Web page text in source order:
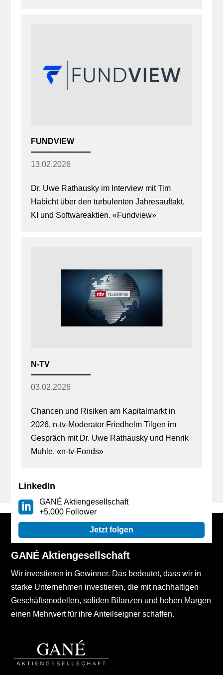
FUNDVIEW
13.02.2026
Dr. Uwe Rathausky im Interview mit Tim
Habicht über den turbulenten Jahresauftakt,
KI und Softwareaktien. «Fundview»
N-TV
03.02.2026
Chancen und Risiken am Kapitalmarkt in
2026. n-tv-Moderator Friedhelm Tilgen im
Gespräch mit Dr. Uwe Rathausky und Henrik
Muhle. «n-tv-Fonds»
« ÄLTERE EINTRÄGE
LinkedIn
GANÉ Aktiengesellschaft
+5.000 Follower
Jetzt folgen
GANÉ Aktiengesellschaft
Wir investieren in Gewinner. Das bedeutet, dass wir in
starke Unternehmen investieren, die mit nachhaltigen
Geschäftsmodellen, soliden Bilanzen und hohen Margen
einen Mehrwert für ihre Anteilseigner schaffen.